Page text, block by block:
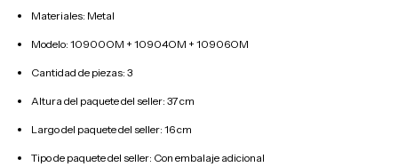
Materiales: Metal
Modelo: 10900OM + 10904OM + 10906OM
Cantidad de piezas: 3
Altura del paquete del seller: 37 cm
Largo del paquete del seller: 16 cm
Tipo de paquete del seller: Con embalaje adicional